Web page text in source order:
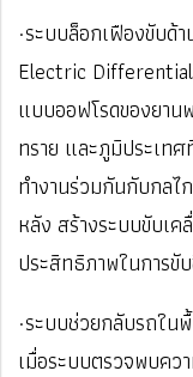
·ระบบล็อกเฟืองขับ
Electric Differential
แบบออฟโรดของยาน
ทราย และภูมิประเท
ทำงานร่วมกันกับกลไ
หลัง สร้างระบบขับเ
ประสิทธิภาพในการขั
·ระบบช่วยกลับรถใ
เมื่อระบบตรวจพบคว